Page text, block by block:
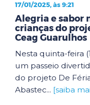
17/01/2025, às 9:21
Alegria e sabor
crianças do
Ceag Guarulhos
Nesta quinta-feira
um passeio
do projeto De
Abastec... [saiba